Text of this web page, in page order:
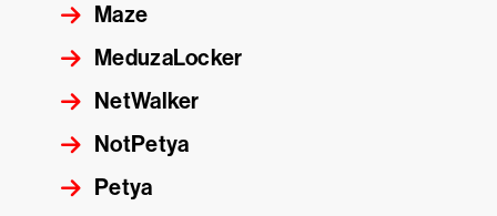
Maze
MeduzaLocker
NetWalker
NotPetya
Petya